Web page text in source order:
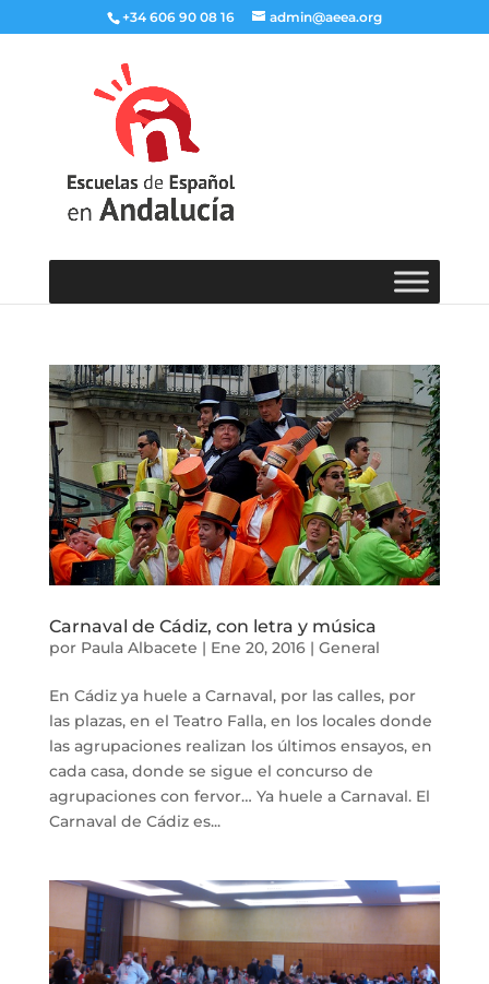
+34 606 90 08 16 admin@aeea.org
Carnaval de Cádiz, con letra y música
por Paula Albacete | Ene 20, 2016| General
En Cádiz ya huele a Carnaval, por las calles, por
las plazas, en el Teatro Falla, en los locales donde
las agrupaciones realizan los últimos ensayos, en
cada casa, donde se sigue el concurso de
agrupaciones con fervor… Ya huele a Carnaval. El
Carnaval de Cádiz es...